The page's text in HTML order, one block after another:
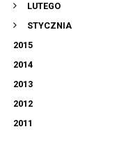
LUTEGO
STYCZNIA
2015
2014
2013
2012
2011